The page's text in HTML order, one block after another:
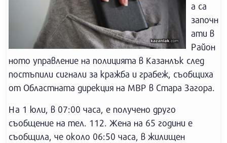
а са
започн
ати в
Район
ното управление на полицията в Казанлък след
постъпили сигнали за кражба и грабеж, съобщиха
от Областната дирекция на МВР в Стара Загора.
На 1 юли, в 07:00 часа, е получено друго
съобщение на тел. 112. Жена на 65 години е
съобщила, че около 06:50 часа, в жилищен